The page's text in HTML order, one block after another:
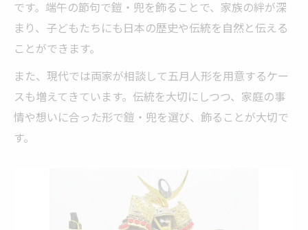
です。端午の節句で鎧・兜を飾ることで、家族の絆が深
まり、子どもたちにも日本の歴史や伝統を自然と伝える
ことができます。
また、現代では両家が相談して五月人形を用意するケー
スも増えてきています。伝統を大切にしつつ、家庭の事
情や想いに合った形で鎧・兜を選び、飾ることが大切で
す。